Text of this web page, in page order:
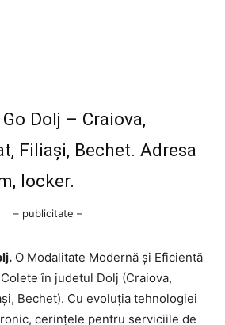
Dolj – Craiova,
Filiași, Bechet. Adresa
locker.
– publicitate –
O Modalitate Modernă și Eficientă
în judetul Dolj (Craiova,
Bechet). Cu evoluția tehnologiei
cerințele pentru serviciile de